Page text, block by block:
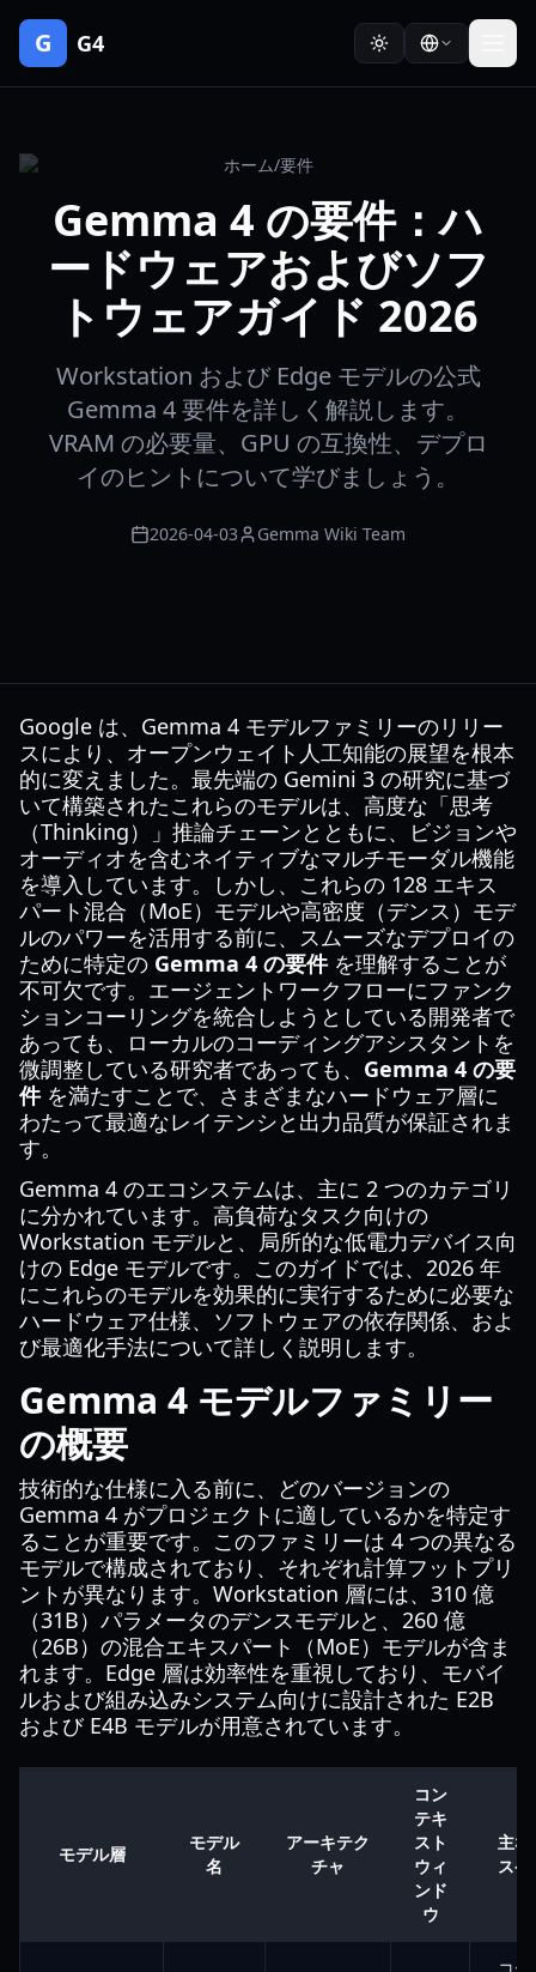
G G4
ホーム/要件
Gemma 4 の要件：ハ
ードウェアおよびソフ
トウェアガイド 2026
Workstation および Edge モデルの公式
Gemma 4 要件を詳しく解説します。
VRAM の必要量、GPU の互換性、デプロ
イのヒントについて学びましょう。
2026-04-03 Gemma Wiki Team
Google は、Gemma 4 モデルファミリーのリリー
スにより、オープンウェイト人工知能の展望を根本
的に変えました。最先端の Gemini 3 の研究に基づ
いて構築されたこれらのモデルは、高度な「思考
（Thinking）」推論チェーンとともに、ビジョンや
オーディオを含むネイティブなマルチモーダル機能
を導入しています。しかし、これらの 128 エキス
パート混合（MoE）モデルや高密度（デンス）モデ
ルのパワーを活用する前に、スムーズなデプロイの
ために特定の Gemma 4 の要件を理解することが
不可欠です。エージェントワークフローにファンク
ションコーリングを統合しようとしている開発者で
あっても、ローカルのコーディングアシスタントを
微調整している研究者であっても、 Gemma 4 の要
件を満たすことで、さまざまなハードウェア層に
わたって最適なレイテンシと出力品質が保証されま
す。
Gemma 4 のエコシステムは、主に 2 つのカテゴリ
に分かれています。高負荷なタスク向けの
Workstation モデルと、局所的な低電力デバイス向
けの Edge モデルです。このガイドでは、2026 年
にこれらのモデルを効果的に実行するために必要な
ハードウェア仕様、ソフトウェアの依存関係、およ
び最適化手法について詳しく説明します。
Gemma 4 モデルファミリー
の概要
技術的な仕様に入る前に、どのバージョンの
Gemma 4 がプロジェクトに適しているかを特定す
ることが重要です。このファミリーは 4 つの異なる
モデルで構成されており、それぞれ計算フットプリ
ントが異なります。Workstation 層には、310 億
（31B）パラメータのデンスモデルと、260 億
（26B）の混合エキスパート（MoE）モデルが含ま
れます。Edge 層は効率性を重視しており、モバイ
ルおよび組み込みシステム向けに設計された E2B
および E4B モデルが用意されています。
モデル層
モデル
名
アーキテク
チャ
コン
テキ
スト
ウィ
ンド
ウ
主な
スケ